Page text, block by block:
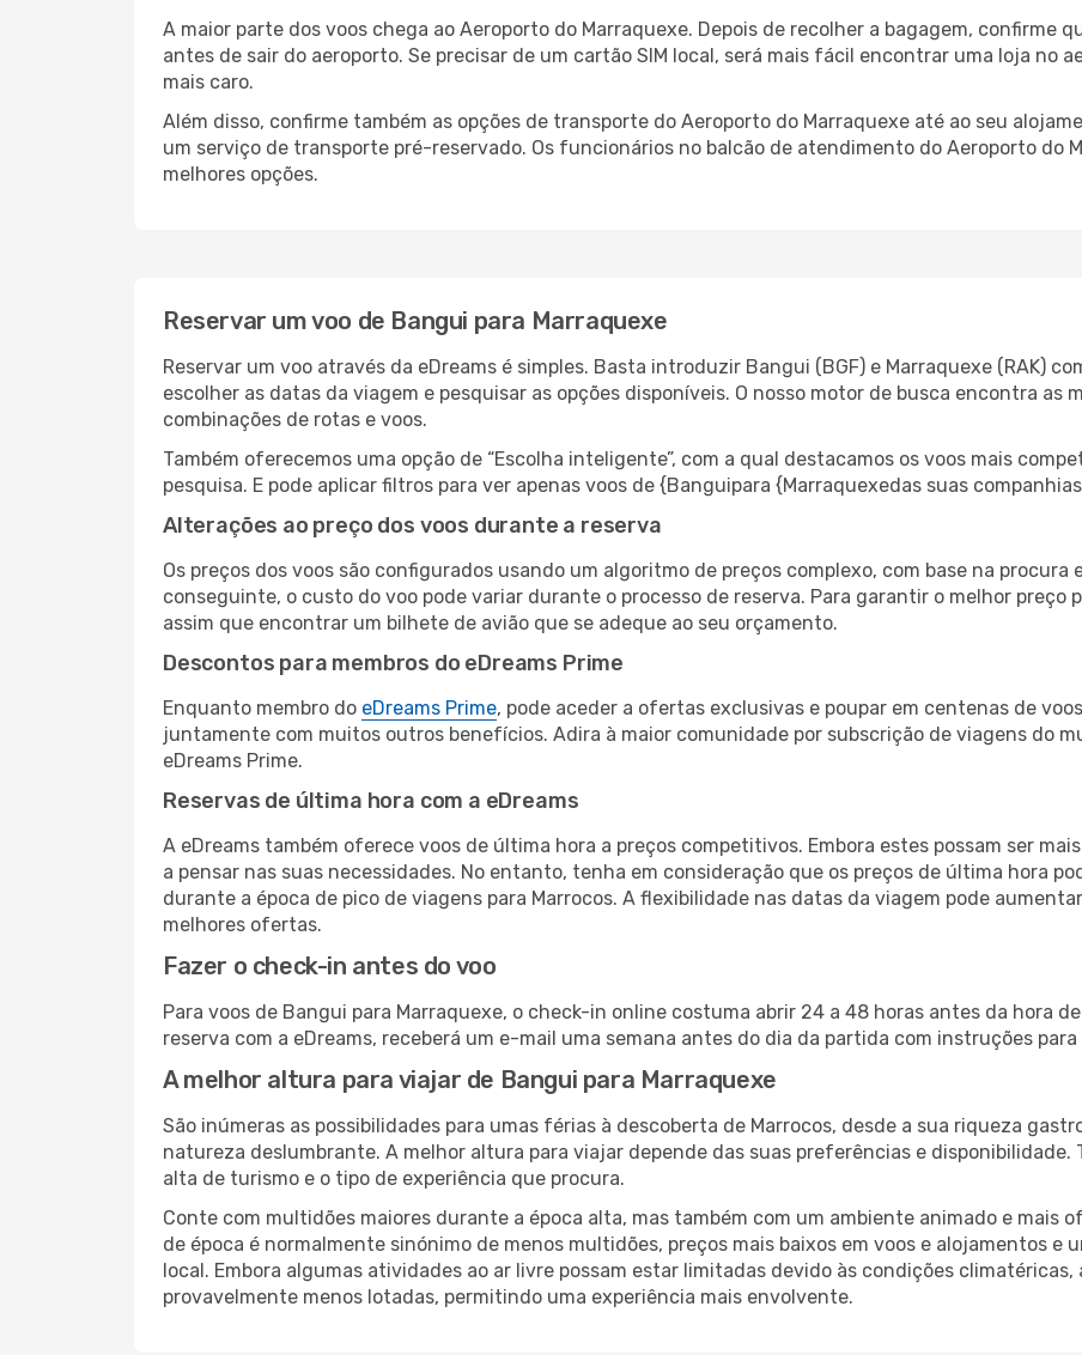
A maior parte dos voos chega ao Aeroporto do Marraquexe. Depois de recolher a bagagem, confirme
antes de sair do aeroporto. Se precisar de um cartão SIM local, será mais fácil encontrar uma loja no
mais caro.
Além disso, confirme também as opções de transporte do Aeroporto do Marraquexe até ao seu
um serviço de transporte pré-reservado. Os funcionários no balcão de atendimento do Aeroporto do
melhores opções.
Reservar um voo de Bangui para Marraquexe
Reservar um voo através da eDreams é simples. Basta introduzir Bangui (BGF) e Marraquexe (RAK)
escolher as datas da viagem e pesquisar as opções disponíveis. O nosso motor de busca encontra as
combinações de rotas e voos.
Também oferecemos uma opção de “Escolha inteligente”, com a qual destacamos os voos mais
pesquisa. E pode aplicar filtros para ver apenas voos de {Banguipara {Marraquexedas suas
Alterações ao preço dos voos durante a reserva
Os preços dos voos são configurados usando um algoritmo de preços complexo, com base na procura
conseguinte, o custo do voo pode variar durante o processo de reserva. Para garantir o melhor preço
assim que encontrar um bilhete de avião que se adeque ao seu orçamento.
Descontos para membros do eDreams Prime
Enquanto membro do eDreams Prime, pode aceder a ofertas exclusivas e poupar em centenas de
juntamente com muitos outros benefícios. Adira à maior comunidade por subscrição de viagens do
eDreams Prime.
Reservas de última hora com a eDreams
A eDreams também oferece voos de última hora a preços competitivos. Embora estes possam ser
a pensar nas suas necessidades. No entanto, tenha em consideração que os preços de última hora
durante a época de pico de viagens para Marrocos. A flexibilidade nas datas da viagem pode
melhores ofertas.
Fazer o check-in antes do voo
Para voos de Bangui para Marraquexe, o check-in online costuma abrir 24 a 48 horas antes da hora
reserva com a eDreams, receberá um e-mail uma semana antes do dia da partida com instruções
A melhor altura para viajar de Bangui para Marraquexe
São inúmeras as possibilidades para umas férias à descoberta de Marrocos, desde a sua riqueza
natureza deslumbrante. A melhor altura para viajar depende das suas preferências e disponibilidade.
alta de turismo e o tipo de experiência que procura.
Conte com multidões maiores durante a época alta, mas também com um ambiente animado e mais
de época é normalmente sinónimo de menos multidões, preços mais baixos em voos e alojamentos e
local. Embora algumas atividades ao ar livre possam estar limitadas devido às condições
provavelmente menos lotadas, permitindo uma experiência mais envolvente.